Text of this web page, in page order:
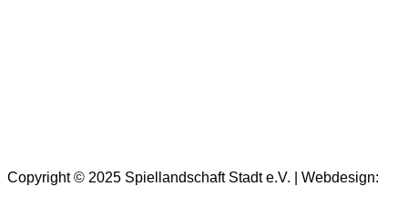
Copyright © 2025 Spiellandschaft Stadt e.V. | Webdesign: